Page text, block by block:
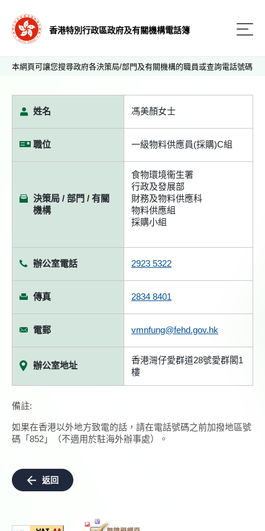
香港特別行政區政府及有關機構電話簿
本網頁可讓您搜尋政府各決策局/部門及有關機構的職員或查詢電話號碼
姓名 馮美顏女士
職位 一級物料供應員(採購)C組
決策局 / 部門 / 有關
機構
食物環境衞生署
行政及發展部
財務及物料供應科
物料供應組
採購小組
辦公室電話 2923 5322
傳真 2834 8401
電郵 vmnfung@fehd.gov.hk
辦公室地址
香港灣仔愛群道28號愛群閣1
樓
備註:
如果在香港以外地方致電的話，請在電話號碼之前加撥地區號
碼「852」（不適用於駐海外辦事處）。
返回